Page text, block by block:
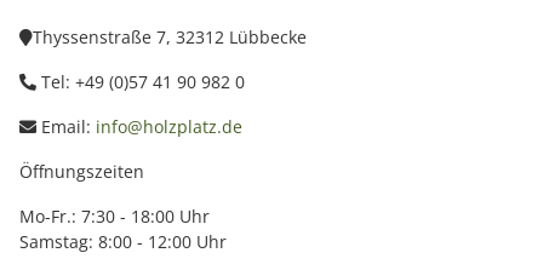
Thyssenstraße 7, 32312 Lübbecke
Tel: +49 (0)57 41 90 982 0
Email: info@holzplatz.de
Öffnungszeiten
Mo-Fr.: 7:30 - 18:00 Uhr
Samstag: 8:00 - 12:00 Uhr